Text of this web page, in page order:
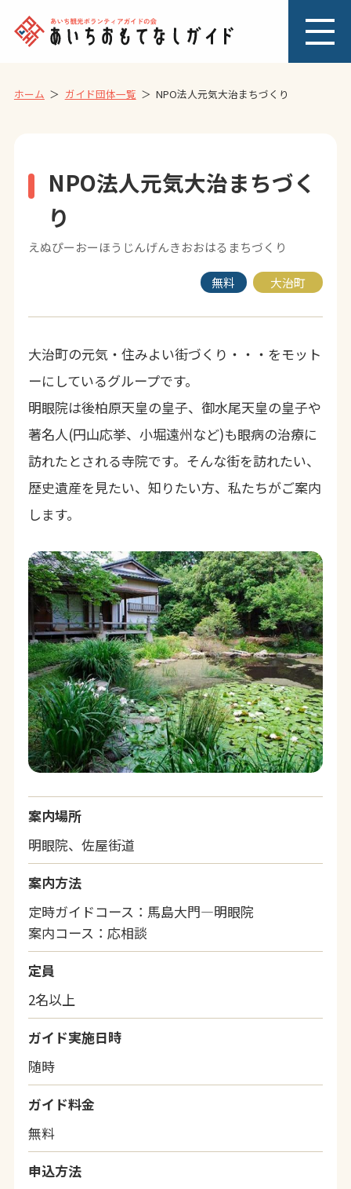
ホーム ガイド団体一覧 NPO法人元気大治まちづくり
NPO法人元気大治まちづく
り
えぬぴーおーほうじんげんきおおはるまちづくり
無料 大治町
大治町の元気・住みよい街づくり・・・をモット
ーにしているグループです。
明眼院は後柏原天皇の皇子、御水尾天皇の皇子や
著名人(円山応挙、小堀遠州など)も眼病の治療に
訪れたとされる寺院です。そんな街を訪れたい、
歴史遺産を見たい、知りたい方、私たちがご案内
します。
案内場所
明眼院、佐屋街道
案内方法
定時ガイドコース：馬島大門―明眼院
案内コース：応相談
定員
2名以上
ガイド実施日時
随時
ガイド料金
無料
申込方法